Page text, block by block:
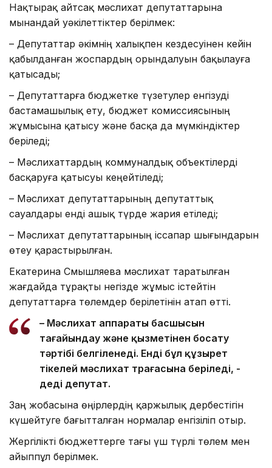
Нақтырақ айтсақ мәслихат депутаттарына
мынандай уәкілеттіктер берілмек:
– Депутаттар әкімнің халықпен кездесуінен кейін
қабылданған жоспардың орындалуын бақылауға
қатысады;
– Депутаттарға бюджетке түзетулер енгізуді
бастамашылық ету, бюджет комиссиясының
жұмысына қатысу және басқа да мүмкіндіктер
беріледі;
– Мәслихаттардың коммуналдық объектілерді
басқаруға қатысуы кеңейтіледі;
– Мәслихат депутаттарының депутаттық
сауалдары енді ашық түрде жария етіледі;
– Мәслихат депутаттарының іссапар шығындарын
өтеу қарастырылған.
Екатерина Смышляева мәслихат таратылған
жағдайда тұрақты негізде жұмыс істейтін
депутаттарға төлемдер берілетінін атап өтті.
– Мәслихат аппараты басшысын
тағайындау және қызметінен босату
тәртібі белгіленеді. Енді бұл құзырет
тікелей мәслихат төрағасына беріледі, -
деді депутат.
Заң жобасына өңірлердің қаржылық дербестігін
күшейтуге бағытталған нормалар енгізіліп отыр.
Жергілікті бюджеттерге тағы үш түрлі төлем мен
айыппұл берілмек.